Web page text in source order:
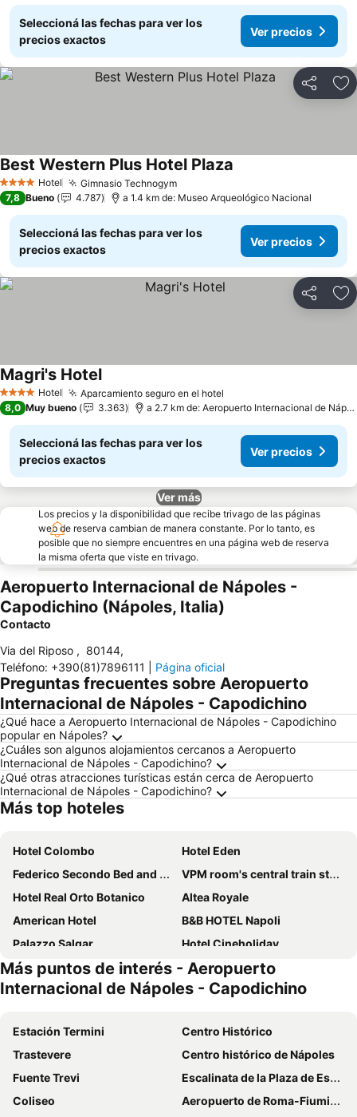
Seleccioná las fechas para ver los
precios exactos
Ver precios
Compartir
4 EstrellasHotel Gimnasio TechnogymVer precios
Best Western Plus Hotel Plaza
7,8 Bueno 4.787 a 1.4 km de: Museo Arqueológico Nacional
Seleccioná las fechas para ver los
precios exactos
Ver precios
Compartir
4 EstrellasHotel Aparcamiento seguro en el hotel
Magri's HotelVer precios
8,0 Muy bueno 3.363 a 2.7 km de: Aeropuerto Internacional de
Seleccioná las fechas para ver los
precios exactos
Ver precios
Ver más
Los precios y la disponibilidad que recibe trivago de las páginas
web de reserva cambian de manera constante. Por lo tanto, es
posible que no siempre encuentres en una página web de reserva
la misma oferta que viste en trivago.
Aeropuerto Internacional de Nápoles -
Capodichino (Nápoles, Italia)
Contacto
Via del Riposo , 80144,
Teléfono: +390(81)7896111 Página oficial
Preguntas frecuentes sobre Aeropuerto
Internacional de Nápoles - Capodichino
¿Qué hace a Aeropuerto Internacional de Nápoles - Capodichino
popular en Nápoles?
¿Cuáles son algunos alojamientos cercanos a Aeropuerto
Internacional de Nápoles - Capodichino?
¿Qué otras atracciones turísticas están cerca de Aeropuerto
Internacional de Nápoles - Capodichino?
Más top hoteles
Hotel Colombo
Hotel Eden
Federico Secondo Bed and Breakfast
VPM room's central train station
Hotel Real Orto Botanico
Altea Royale
American Hotel
B&B HOTEL Napoli
Palazzo Salgar
Hotel Cineholiday
Stelle Hotel The Businest
Buono Hotel
Hotel Garden Napoli
Royal Continental
Holiday Inn Naples By Ihg
Grand Hotel Santa Lucia
Hotel Toledo
Art Street Hotel
Hotel Zara
Best Western Hotel dei Mille
ibis Styles Napoli Garibaldi
Starhotels Terminus
Más puntos de interés - Aeropuerto
Internacional de Nápoles - Capodichino
Estación Termini
Centro Histórico
Trastevere
Centro histórico de Nápoles
Fuente Trevi
Escalinata de la Plaza de España y Plaza de España
Coliseo
Aeropuerto de Roma-Fiumicino